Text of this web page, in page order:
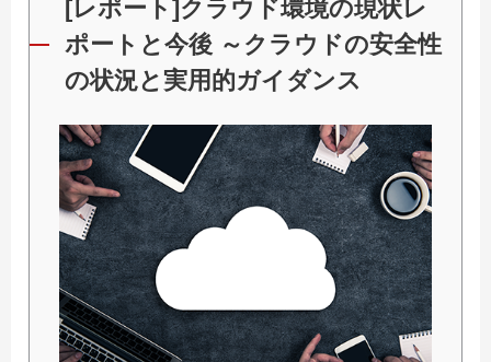
[レポート]クラウド環境の現状レ
ポートと今後 ～クラウドの安全性
の状況と実用的ガイダンス